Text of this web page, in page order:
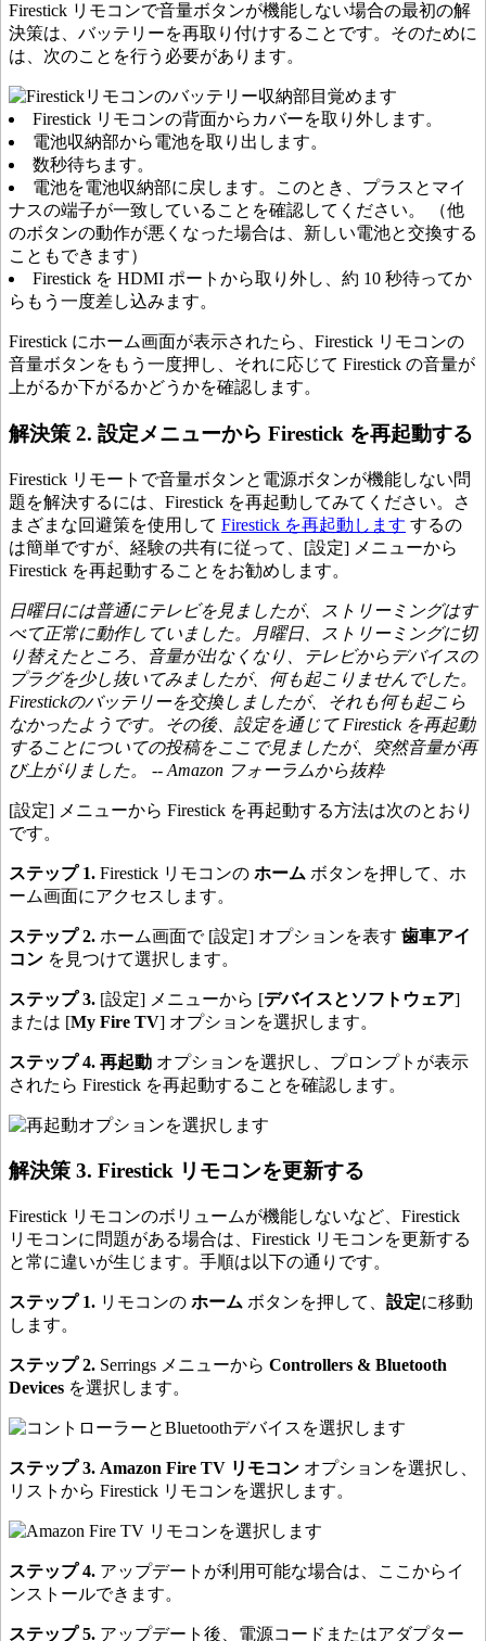
Firestick リモコンで音量ボタンが機能しない場合の最初の解
決策は、バッテリーを再取り付けすることです。そのために
は、次のことを行う必要があります。
Firestick リモコンの背面からカバーを取り外します。
電池収納部から電池を取り出します。
数秒待ちます。
電池を電池収納部に戻します。このとき、プラスとマイ
ナスの端子が一致していることを確認してください。 （他
のボタンの動作が悪くなった場合は、新しい電池と交換する
こともできます）
Firestick を HDMI ポートから取り外し、約 10 秒待ってか
らもう一度差し込みます。
Firestick にホーム画面が表示されたら、Firestick リモコンの
音量ボタンをもう一度押し、それに応じて Firestick の音量が
上がるか下がるかどうかを確認します。
解決策 2. 設定メニューから Firestick を再起動する
Firestick リモートで音量ボタンと電源ボタンが機能しない問
題を解決するには、Firestick を再起動してみてください。さ
まざまな回避策を使用して Firestick を再起動します するの
は簡単ですが、経験の共有に従って、[設定] メニューから
Firestick を再起動することをお勧めします。
日曜日には普通にテレビを見ましたが、ストリーミングはす
べて正常に動作していました。月曜日、ストリーミングに切
り替えたところ、音量が出なくなり、テレビからデバイスの
プラグを少し抜いてみましたが、何も起こりませんでした。
Firestickのバッテリーを交換しましたが、それも何も起こら
なかったようです。その後、設定を通じて Firestick を再起動
することについての投稿をここで見ましたが、突然音量が再
び上がりました。 -- Amazon フォーラムから抜粋
[設定] メニューから Firestick を再起動する方法は次のとおり
です。
ステップ 1. Firestick リモコンの ホーム ボタンを押して、ホ
ーム画面にアクセスします。
ステップ 2. ホーム画面で [設定] オプションを表す 歯車アイ
コン を見つけて選択します。
ステップ 3. [設定] メニューから [デバイスとソフトウェア]
または [My Fire TV] オプションを選択します。
ステップ 4. 再起動 オプションを選択し、プロンプトが表示
されたら Firestick を再起動することを確認します。
解決策 3. Firestick リモコンを更新する
Firestick リモコンのボリュームが機能しないなど、Firestick
リモコンに問題がある場合は、Firestick リモコンを更新する
と常に違いが生じます。手順は以下の通りです。
ステップ 1. リモコンの ホーム ボタンを押して、 設定に移動
します。
ステップ 2. Serrings メニューから Controllers & Bluetooth
Devices を選択します。
ステップ 3. Amazon Fire TV リモコン オプションを選択し、
リストから Firestick リモコンを選択します。
ステップ 4. アップデートが利用可能な場合は、ここからイ
ンストールできます。
ステップ 5. アップデート後、電源コードまたはアダプター